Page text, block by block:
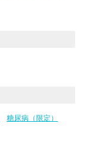
糖尿病（限定）